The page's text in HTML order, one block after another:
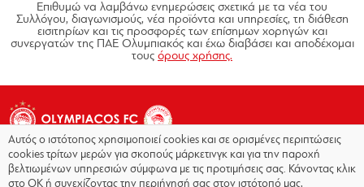
Επιθυμώ να λαμβάνω ενημερώσεις σχετικά με τα νέα του
Συλλόγου, διαγωνισμούς, νέα προϊόντα και υπηρεσίες, τη διάθεση
εισιτηρίων και τις προσφορές των επίσημων χορηγών και
συνεργατών της ΠΑΕ Ολυμπιακός και έχω διαβάσει και αποδέχομαι
τους όρους χρήσης.
Αυτός ο ιστότοπος χρησιμοποιεί cookies και σε ορισμένες περιπτώσεις
cookies τρίτων μερών για σκοπούς μάρκετινγκ και για την παροχή
βελτιωμένων υπηρεσιών σύμφωνα με τις προτιμήσεις σας. Κάνοντας κλικ
στο OK ή συνεχίζοντας την περιήγησή σας στον ιστότοπό μας,